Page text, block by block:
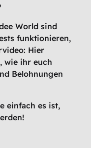
World sind
funktionieren,
Hier
wie ihr euch
Belohnungen
einfach es ist,